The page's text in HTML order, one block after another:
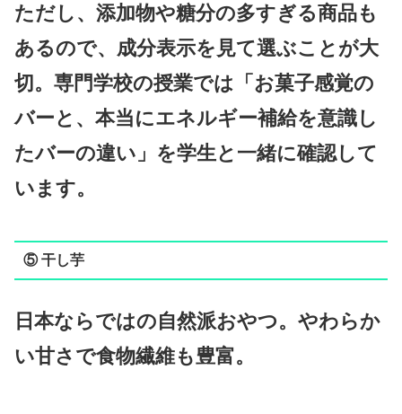
ただし、添加物や糖分の多すぎる商品も
あるので、成分表示を見て選ぶことが大
切。専門学校の授業では「お菓子感覚の
バーと、本当にエネルギー補給を意識し
たバーの違い」を学生と一緒に確認して
います。
⑤ 干し芋
日本ならではの自然派おやつ。やわらか
い甘さで食物繊維も豊富。